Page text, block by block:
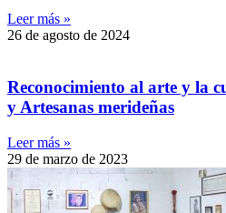
Leer más »
26 de agosto de 2024
Reconocimiento al arte y la
y Artesanas merideñas
Leer más »
29 de marzo de 2023